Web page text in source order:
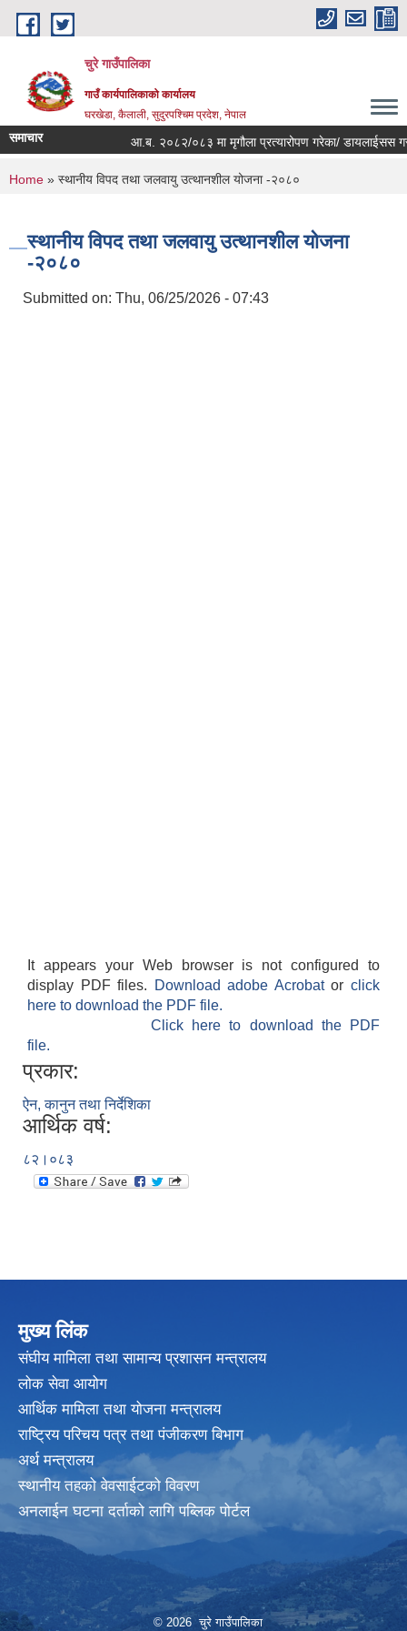
Skip to main content
चुरे गाउँपालिका
गाउँ कार्यपालिकाको कार्यालय
घरखेडा, कैलाली, सुदुरपश्चिम प्रदेश, नेपाल
समाचार आ.ब. २०८२/०८३ मा मृगौला प्रत्यारोपण गरेका/ डायलाईसस
You are here
Home » स्थानीय विपद तथा जलवायु उत्थानशील योजना -२०८०
स्थानीय विपद तथा जलवायु उत्थानशील योजना
-२०८०
Submitted on: Thu, 06/25/2026 - 07:43
It appears your Web browser is not configured to
display PDF files.
Download adobe Acrobatorclick
here to download the PDF file.
Click here to download the PDF
file.
प्रकार:
ऐन, कानुन तथा निर्देशिका
आर्थिक वर्ष:
८२।०८३
मुख्य लिंक
संघीय मामिला तथा सामान्य प्रशासन मन्त्रालय
लोक सेवा आयोग
आर्थिक मामिला तथा योजना मन्त्रालय
राष्ट्रिय परिचय पत्र तथा पंजीकरण बिभाग
अर्थ मन्त्रालय
स्थानीय तहको वेवसाईटको विवरण
अनलाईन घटना दर्ताको लागि पब्लिक पोर्टल
© 2026 चुरे गाउँपालिका